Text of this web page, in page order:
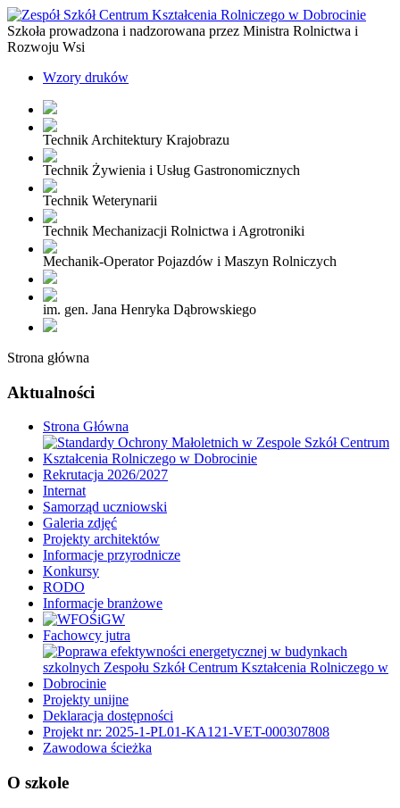
Szkoła prowadzona i nadzorowana przez Ministra Rolnictwa i
Rozwoju Wsi
Wzory druków
Technik Architektury Krajobrazu
Technik Żywienia i Usług Gastronomicznych
Technik Weterynarii
Technik Mechanizacji Rolnictwa i Agrotroniki
Mechanik-Operator Pojazdów i Maszyn Rolniczych
im. gen. Jana Henryka Dąbrowskiego
Strona główna
Aktualności
Strona Główna
Rekrutacja 2026/2027
Internat
Samorząd uczniowski
Galeria zdjęć
Projekty architektów
Informacje przyrodnicze
Konkursy
RODO
Informacje branżowe
Fachowcy jutra
Projekty unijne
Deklaracja dostępności
Projekt nr: 2025-1-PL01-KA121-VET-000307808
Zawodowa ścieżka
O szkole